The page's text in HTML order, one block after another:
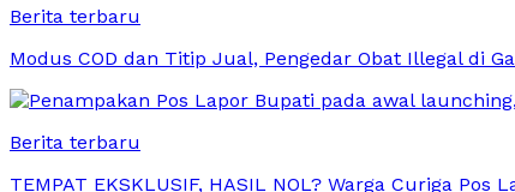
Berita terbaru
Modus COD dan Titip Jual, Pengedar Obat Illegal di
Berita terbaru
TEMPAT EKSKLUSIF, HASIL NOL? Warga Curiga Pos